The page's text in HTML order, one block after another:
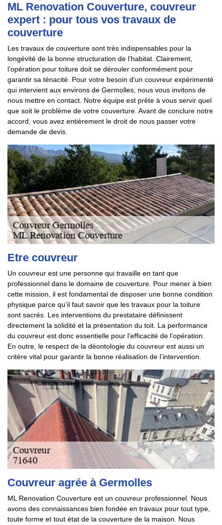
ML Renovation Couverture, couvreur
expert : pour tous vos travaux de
couverture
Les travaux de couverture sont très indispensables pour la
longévité de la bonne structuration de l’habitat. Clairement,
l’opération pour toiture doit se dérouler conformément pour
garantir sa ténacité. Pour votre besoin d’un couvreur expérimenté
qui intervient aux environs de Germolles, nous vous invitons de
nous mettre en contact. Notre équipe est prête à vous servir quel
que soit le problème de votre couverture. Avant de conclure notre
accord, vous avez entièrement le droit de nous passer votre
demande de devis.
Etre couvreur
Un couvreur est une personne qui travaille en tant que
professionnel dans le domaine de couverture. Pour mener à bien
cette mission, il est fondamental de disposer une bonne condition
physique parce qu’il faut savoir que les travaux pour la toiture
sont sacrés. Les interventions du prestataire définissent
directement la solidité et la présentation du toit. La performance
du couvreur est donc essentielle pour l’efficacité de l’opération.
En outre, le respect de la déontologie du couvreur est aussi un
critère vital pour garantir la bonne réalisation de l’intervention.
Couvreur agrée à Germolles
ML Renovation Couverture est un couvreur professionnel. Nous
avons des connaissances bien fondée en travaux pour tout type,
toute forme et tout état de la couverture de la maison. Nous